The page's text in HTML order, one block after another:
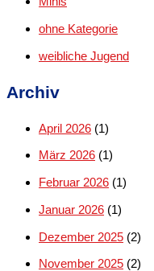
ohne Kategorie
weibliche Jugend
Archiv
April 2026 (1)
März 2026 (1)
Februar 2026 (1)
Januar 2026 (1)
Dezember 2025 (2)
November 2025 (2)